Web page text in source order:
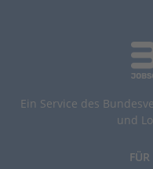
Ein Service des
und